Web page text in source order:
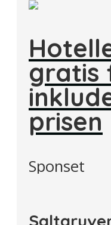
gratis
prisen
Sponset